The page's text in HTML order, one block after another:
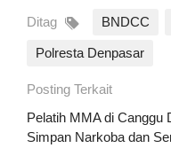
Ditag BNDCC
Polresta Denpasar
Posting Terkait
Pelatih MMA di Canggu
Simpan Narkoba dan